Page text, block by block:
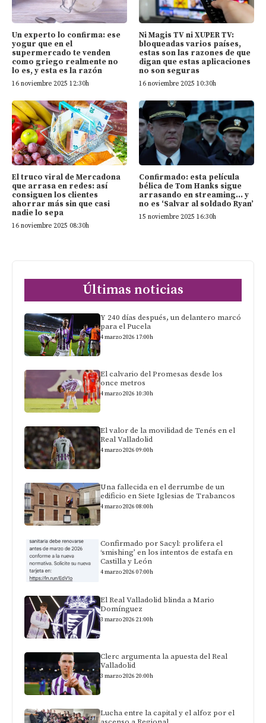
Un experto lo confirma: ese
yogur que en el
supermercado te venden
como griego realmente no
lo es, y esta es la razón
16 noviembre 2025 12:30h
Ni Magis TV ni XUPER TV:
bloqueadas varios países,
estas son las razones de que
digan que estas aplicaciones
no son seguras
16 noviembre 2025 10:30h
El truco viral de Mercadona
que arrasa en redes: así
consiguen los clientes
ahorrar más sin que casi
nadie lo sepa
16 noviembre 2025 08:30h
Confirmado: esta película
bélica de Tom Hanks sigue
arrasando en streaming… y
no es ‘Salvar al soldado Ryan’
15 noviembre 2025 16:30h
Últimas noticias
Y 240 días después, un delantero marcó
para el Pucela
4 marzo 2026 17:00h
El calvario del Promesas desde los
once metros
4 marzo 2026 10:30h
El valor de la movilidad de Tenés en el
Real Valladolid
4 marzo 2026 09:00h
Una fallecida en el derrumbe de un
edificio en Siete Iglesias de Trabancos
4 marzo 2026 08:00h
Confirmado por Sacyl: prolifera el
‘smishing’ en los intentos de estafa en
Castilla y León
4 marzo 2026 07:00h
El Real Valladolid blinda a Mario
Domínguez
3 marzo 2026 21:00h
Clerc argumenta la apuesta del Real
Valladolid
3 marzo 2026 20:00h
Lucha entre la capital y el alfoz por el